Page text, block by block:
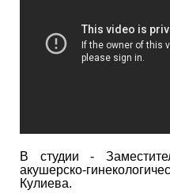
В студии -
акушерско-
Кулиева.